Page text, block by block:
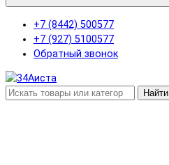
+7 (8442) 500577
+7 (927) 5100577
Обратный звонок
Найти